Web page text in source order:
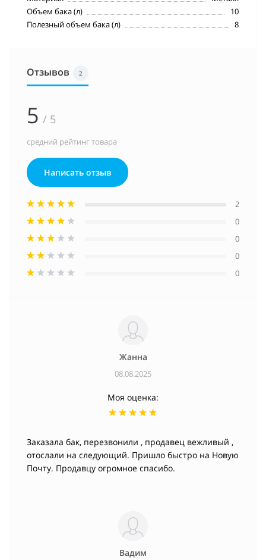
Объем бака (л)
10
Полезный объем бака (л)
8
Отзывов 2
5 / 5
средний рейтинг товара
Написать отзыв
2
0
0
0
0
Жанна
08.08.2025
Моя оценка:
Заказала бак, перезвонили , продавец вежливый ,
отослали на следующий. Пришло быстро на Новую
Почту. Продавцу огромное спасибо.
Вадим